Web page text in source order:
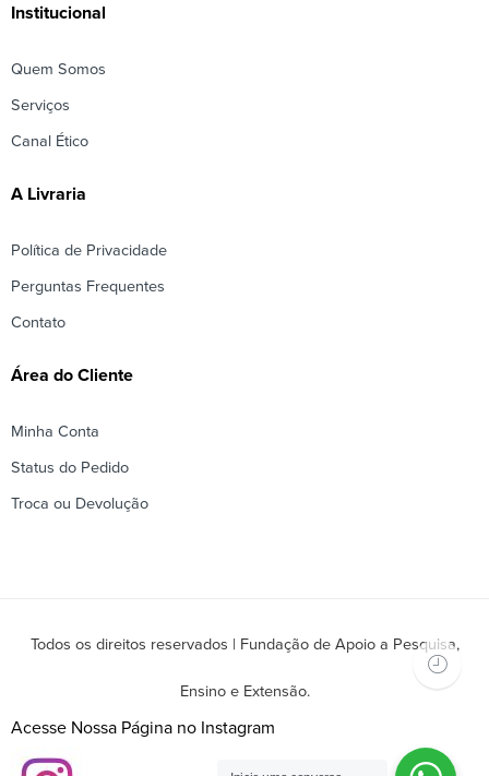
Institucional
Quem Somos
Serviços
Canal Ético
A Livraria
Política de Privacidade
Perguntas Frequentes
Contato
Área do Cliente
Minha Conta
Status do Pedido
Troca ou Devolução
Todos os direitos reservados | Fundação de Apoio a Pesquisa,
Ensino e Extensão.
Acesse Nossa Página no Instagram